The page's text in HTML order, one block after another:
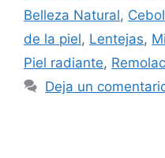
Belleza Natural,
de la piel, Lentejas,
Piel radiante,
Deja un